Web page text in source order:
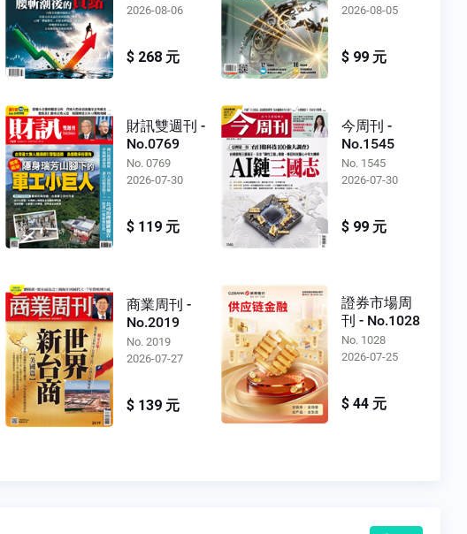
2026-08-06
$ 268 元
2026-08-05
$ 99 元
財訊雙週刊 -
No.0769
No. 0769
2026-07-30
$ 119 元
今周刊 -
No.1545
No. 1545
2026-07-30
$ 99 元
商業周刊 -
No.2019
No. 2019
2026-07-27
$ 139 元
證券市場周
刊 - No.1028
No. 1028
2026-07-25
$ 44 元